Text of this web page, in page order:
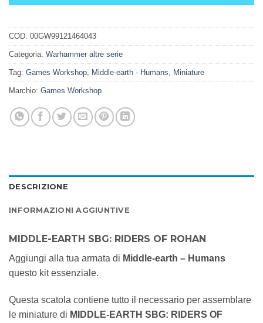
COD: 00GW99121464043
Categoria: Warhammer altre serie
Tag: Games Workshop, Middle-earth - Humans, Miniature
Marchio: Games Workshop
DESCRIZIONE
INFORMAZIONI AGGIUNTIVE
MIDDLE-EARTH SBG: RIDERS OF ROHAN
Aggiungi alla tua armata di Middle-earth – Humans
questo kit essenziale.
Questa scatola contiene tutto il necessario per assemblare
le miniature di MIDDLE-EARTH SBG: RIDERS OF